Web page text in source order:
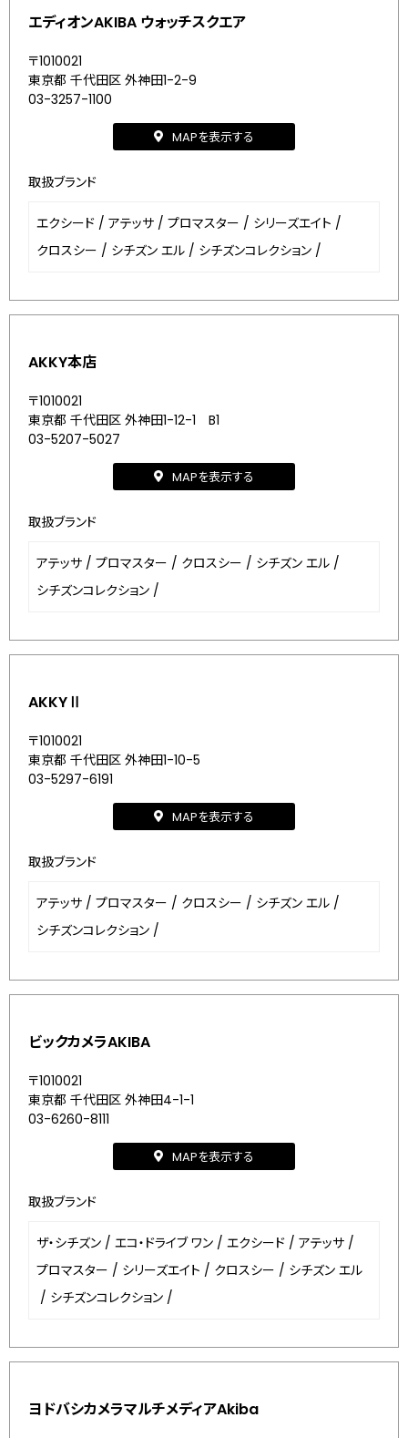
エディオンAKIBA ウォッチスクエア
〒1010021
東京都 千代田区 外神田1-2-9
03-3257-1100
MAPを表示する
取扱ブランド
エクシード / アテッサ / プロマスター / シリーズエイト /
クロスシー / シチズン エル / シチズンコレクション /
AKKY本店
〒1010021
東京都 千代田区 外神田1-12-1 B1
03-5207-5027
MAPを表示する
取扱ブランド
アテッサ / プロマスター / クロスシー / シチズン エル /
シチズンコレクション /
AKKYⅡ
〒1010021
東京都 千代田区 外神田1-10-5
03-5297-6191
MAPを表示する
取扱ブランド
アテッサ / プロマスター / クロスシー / シチズン エル /
シチズンコレクション /
ビックカメラAKIBA
〒1010021
東京都 千代田区 外神田4-1-1
03-6260-8111
MAPを表示する
取扱ブランド
ザ・シチズン / エコ・ドライブ ワン / エクシード / アテッサ /
プロマスター / シリーズエイト / クロスシー / シチズン エル
/ シチズンコレクション /
ヨドバシカメラマルチメディアAkiba